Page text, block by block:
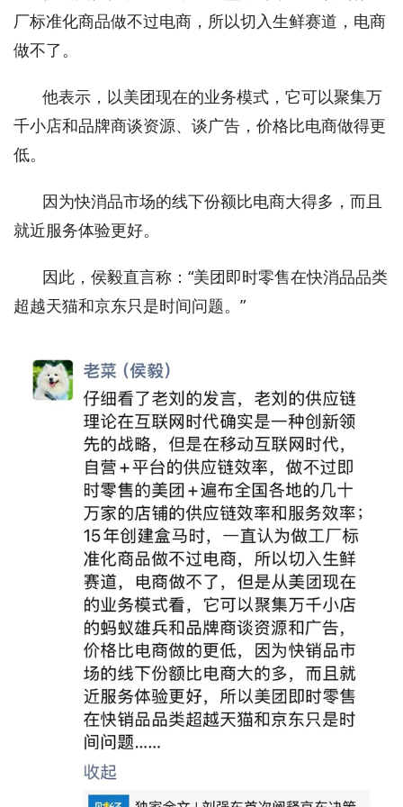
厂标准化商品做不过电商，所以切入生鲜赛道，电商
做不了。
他表示，以美团现在的业务模式，它可以聚集万
千小店和品牌商谈资源、谈广告，价格比电商做得更
低。
因为快消品市场的线下份额比电商大得多，而且
就近服务体验更好。
因此，侯毅直言称：“美团即时零售在快消品品类
超越天猫和京东只是时间问题。”